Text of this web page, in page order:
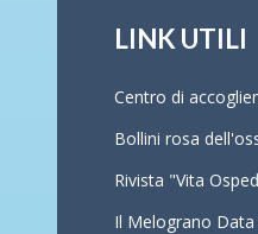
LINK UTILI
Centro di
Bollini rosa
Rivista "Vita
Il Melograno Data